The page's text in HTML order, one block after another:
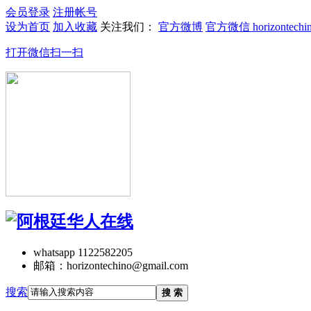
会员登录 注册帐号
设为首页 加入收藏 关注我们： 官方微博 官方微信
打开微信扫一扫
whatsapp 1122582205
邮箱：horizontechino@gmail.com
搜索 搜 索